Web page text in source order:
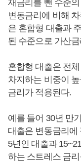
재금리를 뺀 수준
변동금리에 비해
은 혼합형 대출과
된 수준으로 가산
혼합형 대출은 전
차지하는 비중이
금리가 적용된다.
예를 들어 30년 만
대출은 변동금리에
5년인 대출과
하는 스트레스 금